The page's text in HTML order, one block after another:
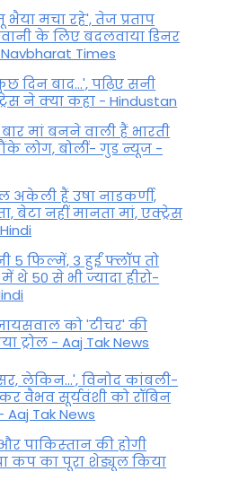
मचा रहे', तेज प्रताप
के लिए बदलवाया डिनर
Times
दिन बाद...', पढ़िए सनी
ने क्या कहा - Hindustan
मां बनने वाली हैं भारती
लोग, बोलीं- गुड न्यूज -
अकेली हैं उषा नाडकर्णी,
बेटा नहीं मानता मां, एक्ट्रेस
5 फिल्में, 3 हुईं फ्लॉप तो
50 से भी ज्यादा हीरो-
को 'टीचर' की
ट्रोल - Aaj Tak News
लेकिन...', व‍िनोद कांबली-
वैभव सूर्यवंशी को रॉबिन
Tak News
पाकिस्‍तान की होगी
कप का पूरा शेड्यूल किया